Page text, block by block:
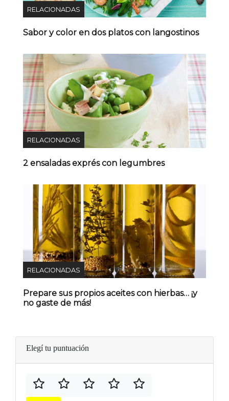
RELACIONADAS
Sabor y color en dos platos con langostinos
RELACIONADAS
2 ensaladas exprés con legumbres
RELACIONADAS
Prepare sus propios aceites con hierbas… ¡y
no gaste de más!
Elegí tu puntuación